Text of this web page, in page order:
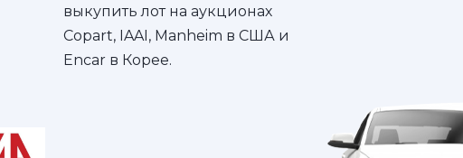
выкупить лот на аукционах
Copart, IAAI, Manheim в США и
Encar в Корее.